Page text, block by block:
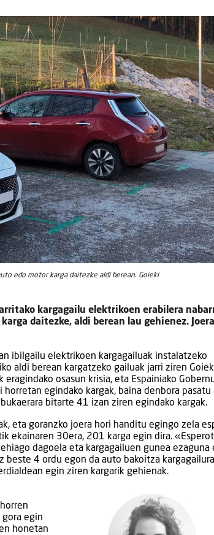
edo motor karga daitezke aldi berean. Goieki
kargagailu elektrikoen erabilera
daitezke, aldi berean lau gehienez.
ibilgailu elektrikoen kargagailuak instalatzeko
aldi berean kargatzeko gailuak jarri ziren
osasun krisia, eta Espainiako
egindako kargak, baina denbora pasatu
bitarte 41 izan ziren egindako kargak.
eta goranzko joera hori handitu egingo zela
ekainaren 30era, 201 karga egin dira.
dagoela eta kargagailuen gunea ezaguna
beste 4 ordu egon da auto bakoitza kargagailura
egin ziren kargarik gehienak.
egin
honetan